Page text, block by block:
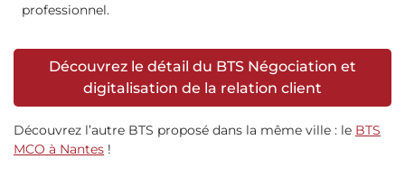
professionnel.
Découvrez le détail du BTS Négociation et
digitalisation de la relation client
Découvrez l’autre BTS proposé dans la même ville : le BTS
MCO à Nantes !